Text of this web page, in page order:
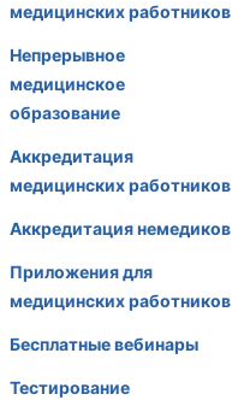
медицинских работников
Непрерывное
медицинское
образование
Аккредитация
медицинских работников
Аккредитация немедиков
Приложения для
медицинских работников
Бесплатные вебинары
Тестирование